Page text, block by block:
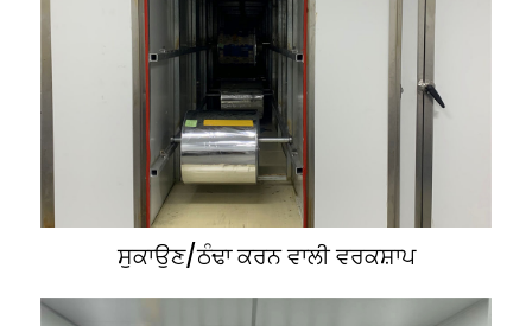
ਸੁਕਾਉਣ/ਠੰਢਾ ਕਰਨ ਵਾਲੀ ਵਰਕਸ਼ਾਪ